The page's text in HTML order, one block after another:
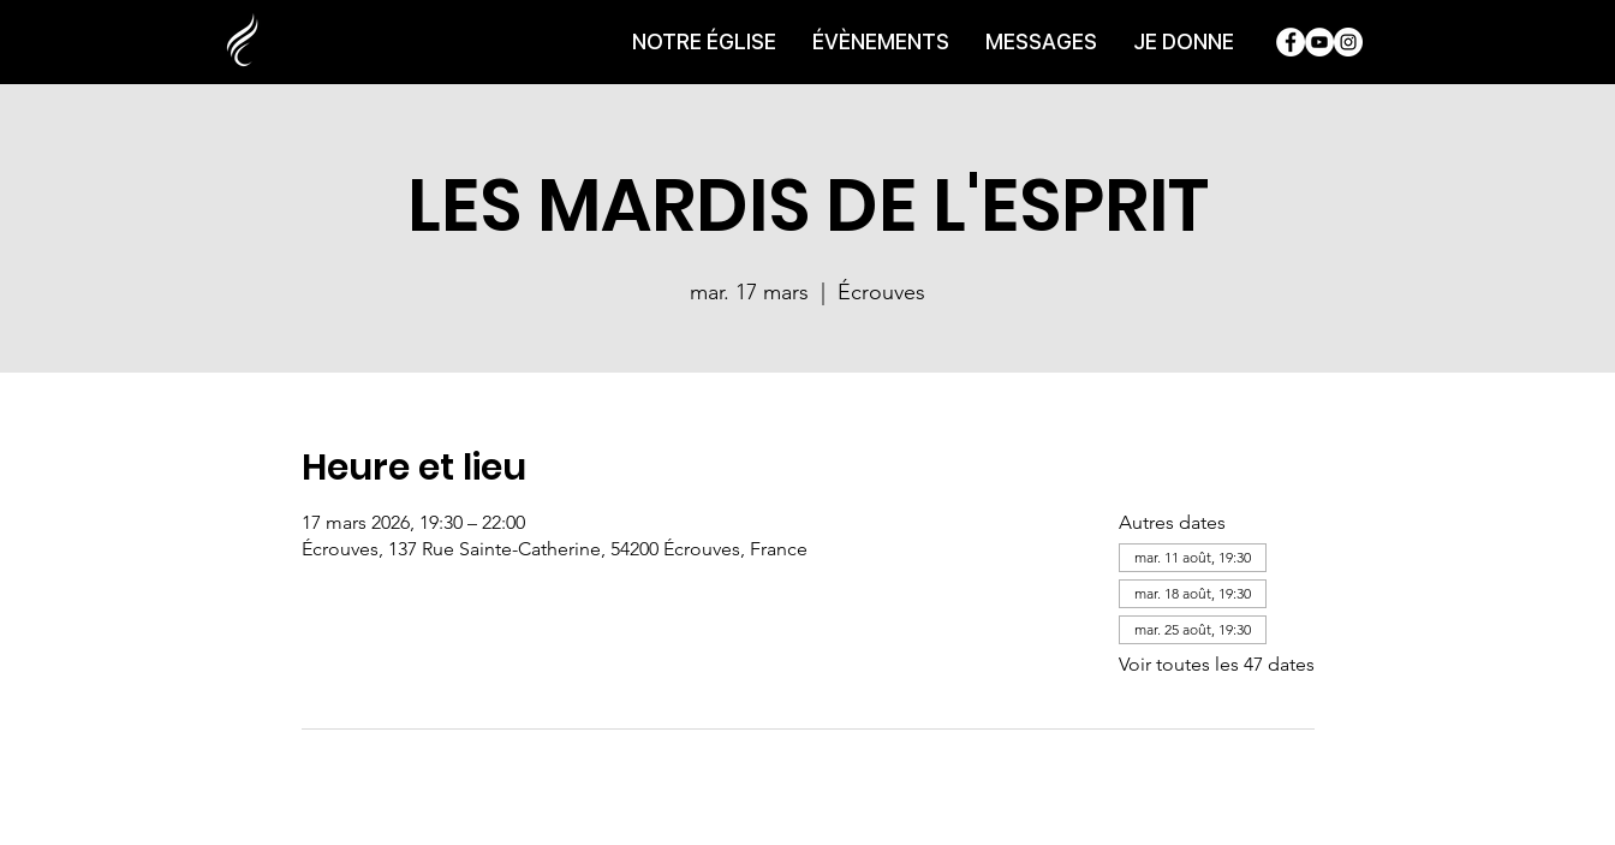
NOTRE ÉGLISE ÉVÈNEMENTS MESSAGES JE DONNE
LES MARDIS DE L'ESPRIT
mar. 17 mars Écrouves
Heure et lieu
17 mars 2026, 19:30 – 22:00
Écrouves, 137 Rue Sainte-Catherine, 54200 Écrouves, France
Autres dates
mar. 11 août, 19:30
mar. 18 août, 19:30
mar. 25 août, 19:30
Voir toutes les 47 dates